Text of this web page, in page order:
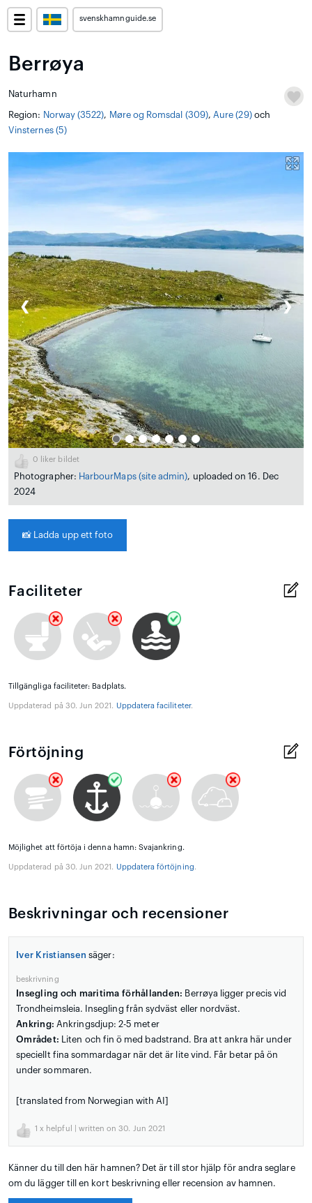
svenskhamnguide.se
Berrøya
Naturhamn
Region: Norway (3522), Møre og Romsdal (309), Aure (29)och
Vinsternes (5)
❮ ❯
0 liker bildet
Photographer: HarbourMaps (site admin), uploaded on 16. Dec
2024
📸 Ladda upp ett foto
Faciliteter
Tillgängliga faciliteter: Badplats.
Uppdaterad på 30. Jun 2021. Uppdatera faciliteter.
Förtöjning
Möjlighet att förtöja i denna hamn: Svajankring.
Uppdaterad på 30. Jun 2021. Uppdatera förtöjning.
Beskrivningar och recensioner
Iver Kristiansen säger:
beskrivning
Insegling och maritima förhållanden: Berrøya ligger precis vid
Trondheimsleia. Insegling från sydväst eller nordväst.
Ankring: Ankringsdjup: 2-5 meter
Området: Liten och fin ö med badstrand. Bra att ankra här under
speciellt fina sommardagar när det är lite vind. Får betar på ön
under sommaren.
[translated from Norwegian with AI]
1 x helpful | written on 30. Jun 2021
Känner du till den här hamnen? Det är till stor hjälp för andra seglare
om du lägger till en kort beskrivning eller recension av hamnen.